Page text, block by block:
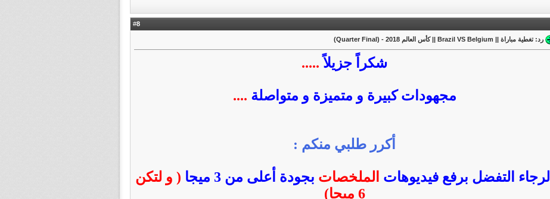
8
رد: تغطية مباراة || Brazil VS Belgium || كأس العالم 2018 - (Quarter Final)
شكراً جزيلاً .....
مجهودات كبيرة و متميزة و متواصلة ....
أكرر طلبي منكم :
الرجاء التفضل برفع فيديوهات الملخصات بجودة أعلى من 3 ميجا
( و لتكن
6 ميجا)